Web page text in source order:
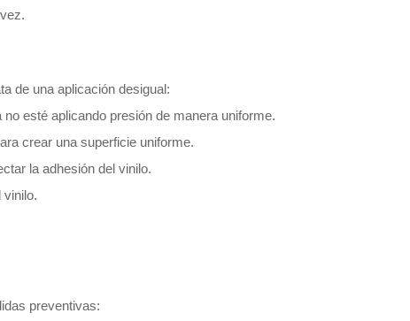
de una aplicación desigual:
esté aplicando presión de manera uniforme.
crear una superficie uniforme.
la adhesión del vinilo.
vinilo.
preventivas: